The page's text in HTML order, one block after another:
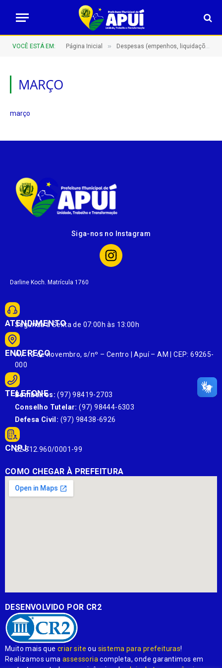
VOCÊ ESTÁ EM: Página Inicial » Despesas (empenhos, liquidações e pagamentos)
MARÇO
março
Siga-nos no Instagram
Darline Koch. Matrícula 1760
ATENDIMENTO
Segunda à Sexta de 07:00h às 13:00h
ENDEREÇO
Av. 13 de novembro, s/nº – Centro | Apuí – AM | CEP: 69265-
000
TELEFONE
Bombeiros: (97) 98419-2703
Conselho Tutelar: (97) 98444-6303
Defesa Civil: (97) 98438-6926
CNPJ:
22.812.960/0001-99
COMO CHEGAR À PREFEITURA
DESENVOLVIDO POR CR2
Muito mais quecriar site ou sistema para prefeituras!
Realizamos umaassessoria completa, onde garantimos em